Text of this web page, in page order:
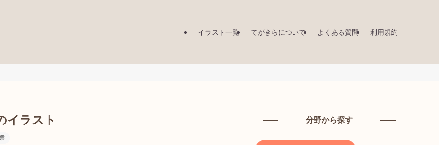
イラスト一覧 てがきらについて よくある質問 利用規約
イラスト 分野から探す